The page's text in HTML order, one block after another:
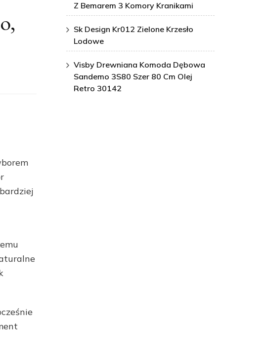
Z Bemarem 3 Komory Kranikami
Sk Design Kr012 Zielone Krzesło
Lodowe
Visby Drewniana Komoda Dębowa
Sandemo 3S80 Szer 80 Cm Olej
Retro 30142